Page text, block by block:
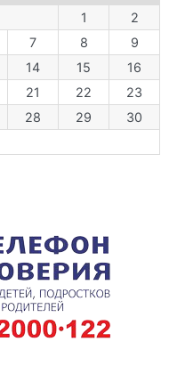
1
2
7 8
9
14 15
16
21 22
23
28 29
30